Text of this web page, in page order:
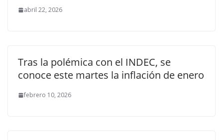
abril 22, 2026
Tras la polémica con el INDEC, se
conoce este martes la inflación de enero
febrero 10, 2026